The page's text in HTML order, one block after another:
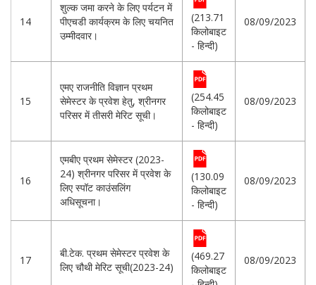
14
शुल्क जमा करने के लिए पर्यटन में
पीएचडी कार्यक्रम के लिए चयनित
उम्मीदवार।
(213.71
किलोबाइट
- हिन्दी)
08/09/2023
15
एमए राजनीति विज्ञान प्रथम
सेमेस्टर के प्रवेश हेतु, श्रीनगर
परिसर में तीसरी मेरिट सूची।
(254.45
किलोबाइट
- हिन्दी)
08/09/2023
16
एमबीए प्रथम सेमेस्टर (2023-
24) श्रीनगर परिसर में प्रवेश के
लिए स्पॉट काउंसलिंग
अधिसूचना।
(130.09
किलोबाइट
- हिन्दी)
08/09/2023
17
बी.टेक. प्रथम सेमेस्टर प्रवेश के
लिए चौथी मेरिट सूची(2023-24)
(469.27
किलोबाइट
08/09/2023